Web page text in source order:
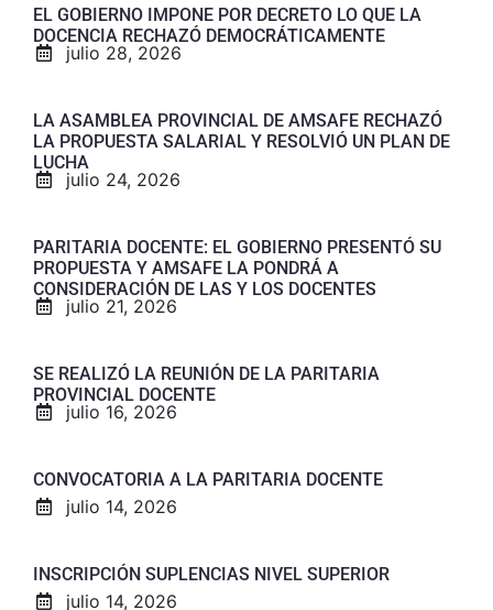
EL GOBIERNO IMPONE POR DECRETO LO QUE LA
DOCENCIA RECHAZÓ DEMOCRÁTICAMENTE
julio 28, 2026
LA ASAMBLEA PROVINCIAL DE AMSAFE RECHAZÓ
LA PROPUESTA SALARIAL Y RESOLVIÓ UN PLAN DE
LUCHA
julio 24, 2026
PARITARIA DOCENTE: EL GOBIERNO PRESENTÓ SU
PROPUESTA Y AMSAFE LA PONDRÁ A
CONSIDERACIÓN DE LAS Y LOS DOCENTES
julio 21, 2026
SE REALIZÓ LA REUNIÓN DE LA PARITARIA
PROVINCIAL DOCENTE
julio 16, 2026
CONVOCATORIA A LA PARITARIA DOCENTE
julio 14, 2026
INSCRIPCIÓN SUPLENCIAS NIVEL SUPERIOR
julio 14, 2026